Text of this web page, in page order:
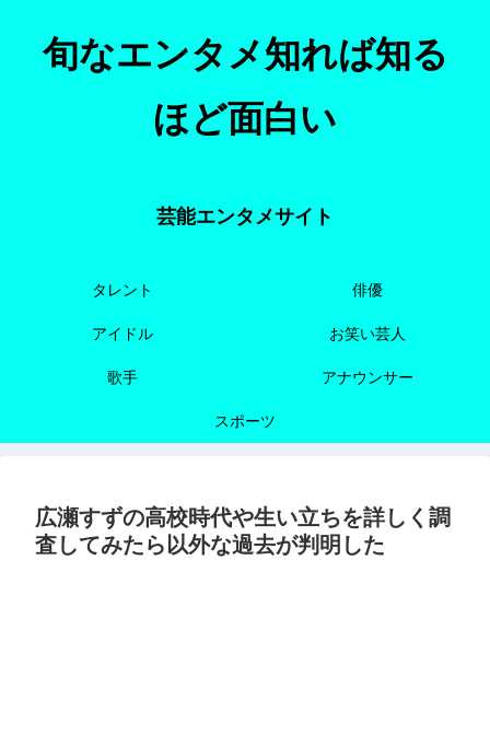
旬なエンタメ知れば知る
ほど面白い
芸能エンタメサイト
タレント 俳優
アイドル お笑い芸人
歌手 アナウンサー
スポーツ
広瀬すずの高校時代や生い立ちを詳しく調
査してみたら以外な過去が判明した